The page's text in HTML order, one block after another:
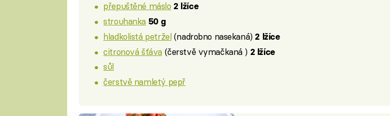
přepuštěné máslo 2 lžíce
strouhanka 50 g
hladkolistá petržel(nadrobno nasekaná) 2 lžíce
citronová šťáva(čerstvě vymačkaná ) 2 lžíce
sůl
čerstvě namletý pepř